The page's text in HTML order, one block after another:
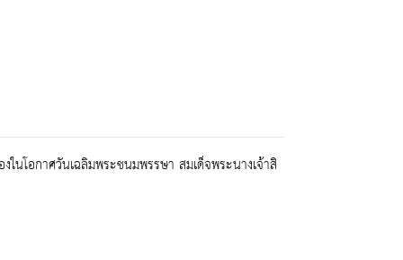
นโอกาศวันเฉลิมพระชนมพรรษา สมเด็จพระนางเจ้าสิ